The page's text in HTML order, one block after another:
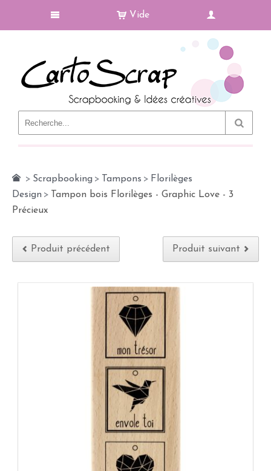
Vide
> Scrapbooking > Tampons > Florilèges
Design >
Tampon bois Florilèges - Graphic Love - 3
Précieux
Produit précédent Produit suivant